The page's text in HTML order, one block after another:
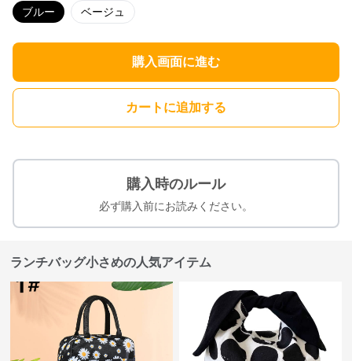
ブルー ベージュ
購入画面に進む
カートに追加する
購入時のルール
必ず購入前にお読みください。
ランチバッグ小さめの人気アイテム